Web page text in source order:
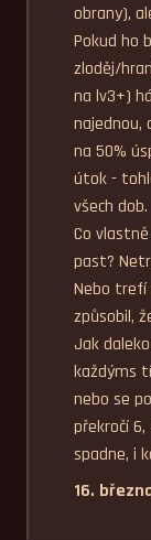
obrany),
Pokud ho
zloděj/
na lv3+)
najednou,
na 50%
útok -
všech dob.
Co
past?
Nebo trefí
způsobil,
Jak
každýms
nebo se
překročí
spadne, i
16.